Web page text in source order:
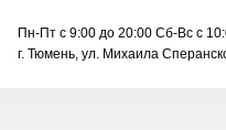
Пн-Пт с 9:00 до 20:00 Сб-Вс с
г. Тюмень, ул. Михаила